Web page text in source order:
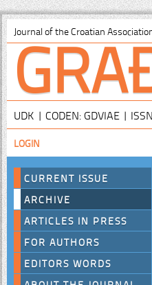
Journal of the Croatian
UDK | CODEN: GDVIAE |
LOGIN
CURRENT ISSUE
ARCHIVE
ARTICLES IN PRESS
FOR AUTHORS
EDITORS WORDS